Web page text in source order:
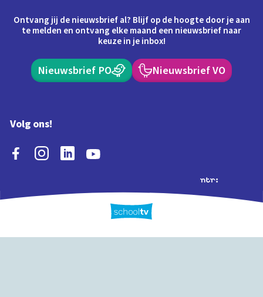
Ontvang jij de nieuwsbrief al? Blijf op de hoogte door je aan
te melden en ontvang elke maand een nieuwsbrief naar
keuze in je inbox!
Nieuwsbrief PO Nieuwsbrief VO
Volg ons!